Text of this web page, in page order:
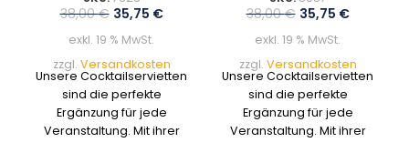
38,00€ 35,75 €
exkl. 19 % MwSt.
zzgl. Versandkosten
Unsere Cocktailservietten
sind die perfekte
Ergänzung für jede
Veranstaltung. Mit ihrer
38,00€ 35,75 €
exkl. 19 % MwSt.
zzgl. Versandkosten
Unsere Cocktailservietten
sind die perfekte
Ergänzung für jede
Veranstaltung. Mit ihrer